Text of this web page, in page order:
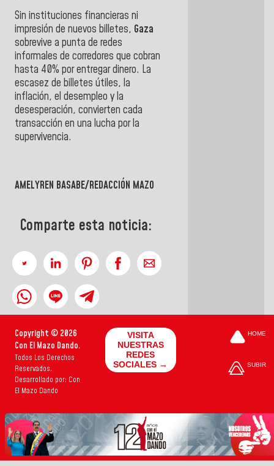
Sin instituciones financieras ni
impresión de nuevos billetes, Gaza
sobrevive a punta de redes
informales de corredores que cobran
hasta 40% por entregar dinero. La
escasez de billetes útiles, la
inflación, el desempleo y la
desesperación, convierten cada
transacción en una lucha por la
supervivencia.
AMELYREN BASABE/REDACCIÓN MAZO
Comparte esta noticia:
Copyright © 2026
Con El Mazo Dando.
Todos Los Derechos
Reservados.
Desarrollado por: Con
El Mazo Dando
VISITA
NUESTRAS
REDES
SOCIALES →
HOME
SUBIR